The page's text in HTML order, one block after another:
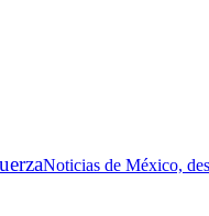
Noticias de México,